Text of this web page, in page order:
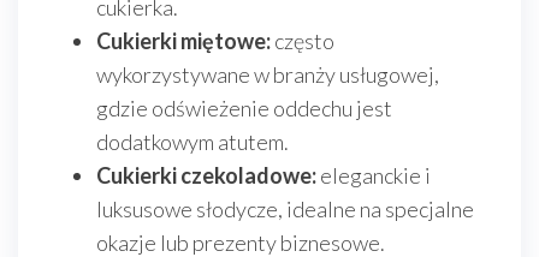
cukierka.
Cukierki miętowe:często
wykorzystywane w branży usługowej,
gdzie odświeżenie oddechu jest
dodatkowym atutem.
Cukierki czekoladowe:eleganckie i
luksusowe słodycze, idealne na specjalne
okazje lub prezenty biznesowe.